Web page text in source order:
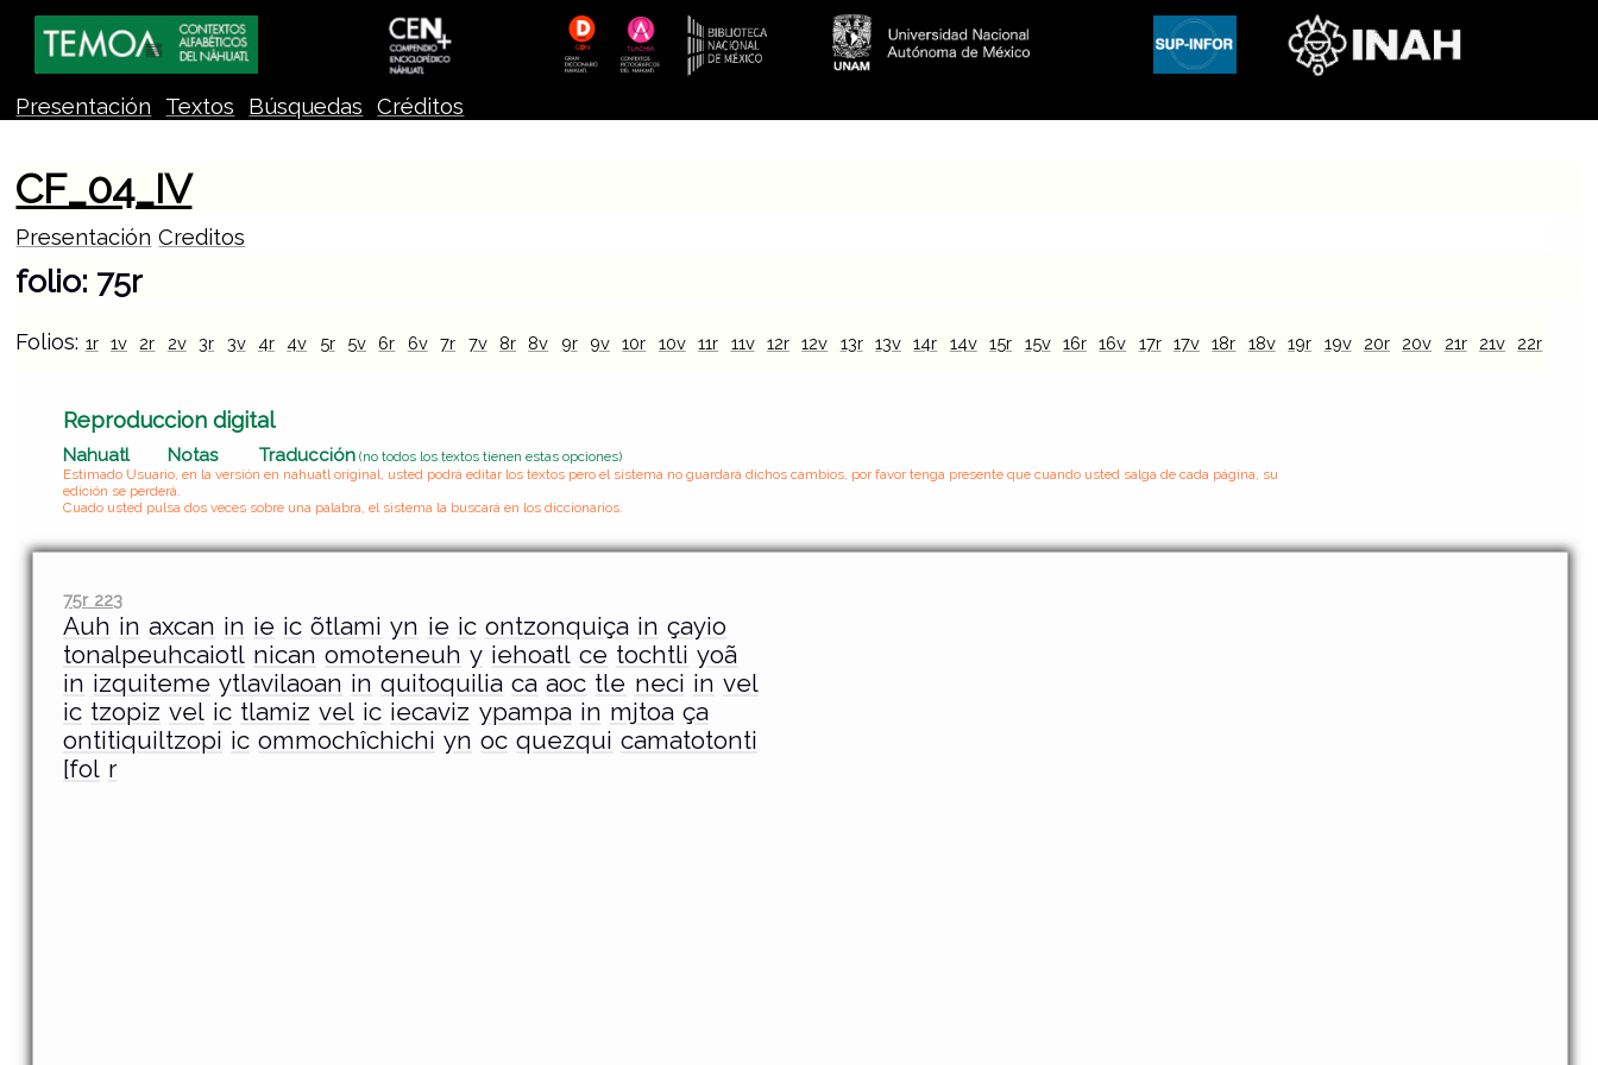
Presentación Textos Búsquedas Créditos
CF_04_IV
Presentación Creditos
folio: 75r
Folios: 1r 1v 2r 2v 3r 3v 4r 4v 5r 5v 6r 6v 7r 7v 8r 8v 9r 9v 10r 10v 11r 11v 12r 12v 13r 13v 14r 14v 15r 15v 16r 16v 17r 17v 18r 18v 19r 19v 20r 20v 21r 21v 22r
Reproduccion digital
Nahuatl Notas Traducción (no todos los textos tienen estas opciones)
Estimado Usuario, en la versión en nahuatl original, usted podrá editar los textos pero el sistema no guardará dichos cambios, por favor tenga presente que cuando usted salga de cada página, su
edición se perderá.
Cuado usted pulsa dos veces sobre una palabra, el sistema la buscará en los diccionarios.
75r 223
Auh in axcan in ie ic õtlami yn ie ic ontzonquiça in çayio
tonalpeuhcaiotl nican omoteneuh y iehoatl ce tochtli yoã
in izquiteme ytlavilaoan in quitoquilia ca aoc tle neci in vel
ic tzopiz vel ic tlamiz vel ic iecaviz ypampa in mjtoa ça
ontitiquiltzopi ic ommochîchichi yn oc quezqui camatotonti
[fol r